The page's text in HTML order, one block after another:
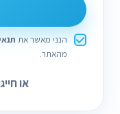
הנני מאשר את
מהאתר.
או